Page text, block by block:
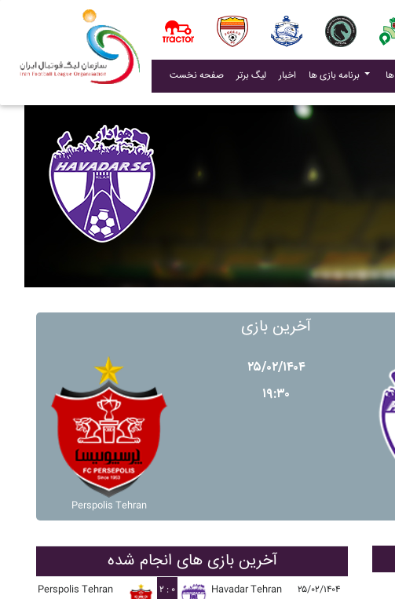
صفحه نخست لیگ برتر اخبار(current) برنامه بازی ها
آخرین بازی
Perspolis Tehran
۲۵/۰۲/۱۴۰۴
۱۹:۳۰
آخرین بازی های انجام شده
Perspolis Tehran ۲ : ۰ Havadar Tehran ۲۵/۰۲/۱۴۰۴